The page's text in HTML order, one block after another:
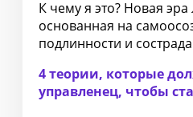
К чему я это? Новая эра
основанная на
подлинности и
4 теории, которые
управленец, чтобы